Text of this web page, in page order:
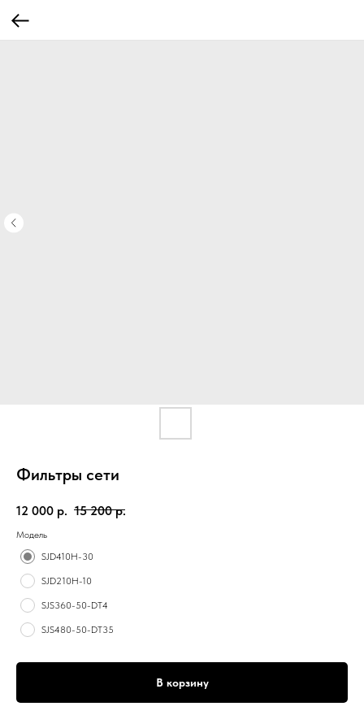
Фильтры сети
12 000 р. 15 200 р.
Модель
SJD410H-30
SJD210H-10
SJS360-50-DT4
SJS480-50-DT35
В корзину